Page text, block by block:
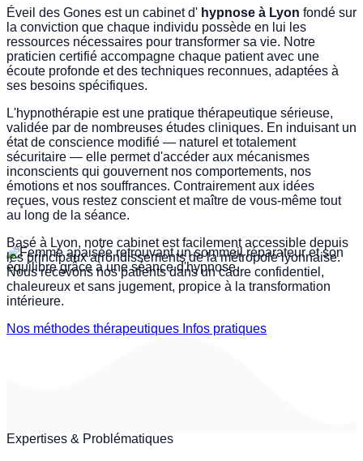
ARRÊT DU TABAC
Éveil des Gones est un cabinet d' hypnose à Lyon fondé sur
la conviction que chaque individu possède en lui les
ressources nécessaires pour transformer sa vie. Notre
praticien certifié accompagne chaque patient avec une
écoute profonde et des techniques reconnues, adaptées à
ses besoins spécifiques.
L'hypnothérapie est une pratique thérapeutique sérieuse,
validée par de nombreuses études cliniques. En induisant un
état de conscience modifié — naturel et totalement
sécuritaire — elle permet d'accéder aux mécanismes
inconscients qui gouvernent nos comportements, nos
émotions et nos souffrances. Contrairement aux idées
reçues, vous restez conscient et maître de vous-même tout
au long de la séance.
Basé à Lyon, notre cabinet est facilement accessible depuis
les principaux arrondissements de la métropole lyonnaise.
Nous recevons nos patients dans un cadre confidentiel,
chaleureux et sans jugement, propice à la transformation
intérieure.
Nos méthodes thérapeutiques Infos pratiques
Expertises & Problématiques